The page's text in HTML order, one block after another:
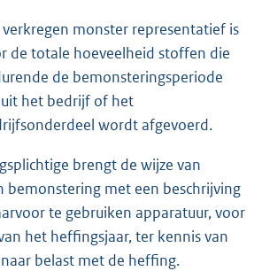
monster representatief is
de totale hoeveelheid stoffen die
de bemonsteringsperiode
het bedrijf of het
wordt afgevoerd.
brengt de wijze van
bemonstering met een beschrijving
te gebruiken apparatuur, voor
het heffingsjaar, ter kennis van
belast met de heffing.